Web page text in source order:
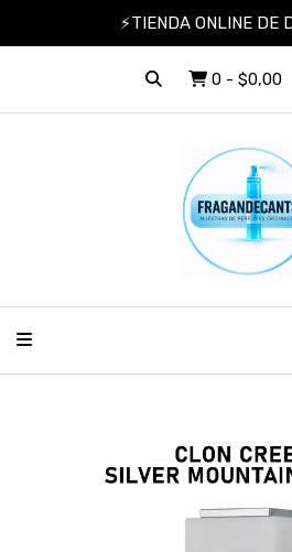
⚡TIENDA ONLINE DE
0 - $0,00